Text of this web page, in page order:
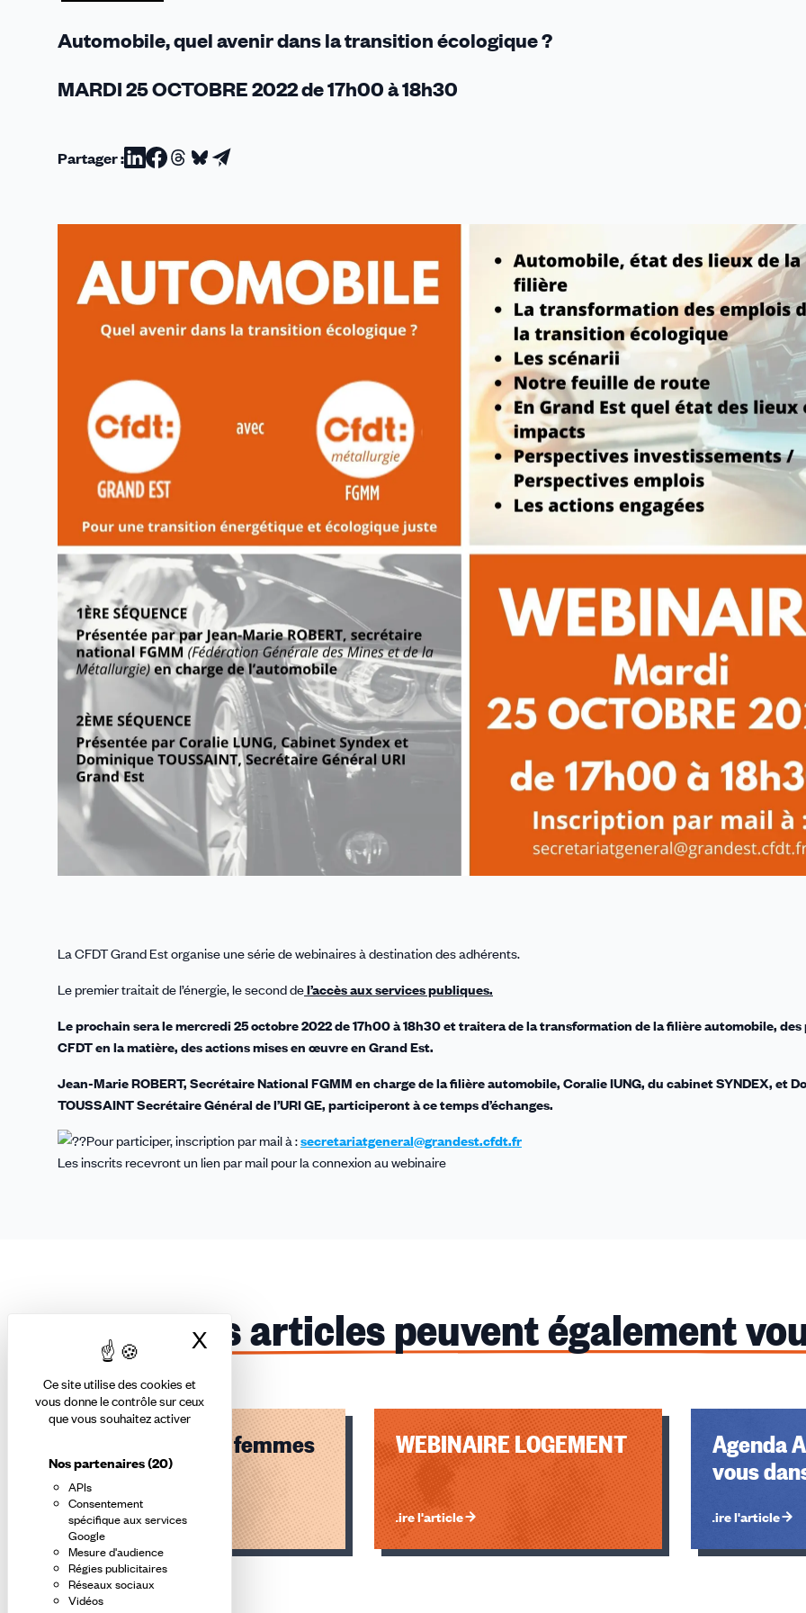
Ce site utilise des cookies et
vous donne le contrôle sur ceux
que vous souhaitez activer
Nos partenaires(20)
APIs
Consentement
spécifique aux services
Google
Mesure d'audience
Régies publicitaires
Réseaux sociaux
Vidéos
X Masquer le bandeau des cookies
Automobile, quel avenir dans la transition écologique ?
MARDI 25 OCTOBRE 2022 de 17h00 à 18h30
Partager :Partager
Linkedin
Partager
Facebook
Partager
Threads
Partager
Bluesky
Partager
email
La CFDT Grand Est organise une série de webinaires à destination des adhérents.
Le premier traitait de l’énergie, le second del’accès aux services publiques.
Le prochain sera le mercredi 25 octobre 2022 de 17h00 à 18h30 et traitera de la transformation de la filière automobile,
CFDT en la matière, des actions mises en œuvre en Grand Est.
Jean-Marie ROBERT, Secrétaire National FGMM en charge de la filière automobile, Coralie IUNG, du cabinet SYNDEX, et
TOUSSAINT Secrétaire Général de l’URI GE, participeront à ce temps d’échanges.
Pour participer, inscription par mail à :secretariatgeneral@grandest.cfdt.fr
Les inscrits recevront un lien par mail pour la connexion au webinaire
Ces articles peuvent également
Webinaire : Les femmes
et le travail
Lire l'article
WEBINAIRE LOGEMENT
Lire l'article
Agenda
vous
Lire l'article
Éléments
1,
2,